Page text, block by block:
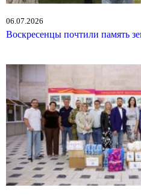
06.07.2026
Воскресенцы почтили память